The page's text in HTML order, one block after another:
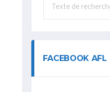
FACEBOOK AFL